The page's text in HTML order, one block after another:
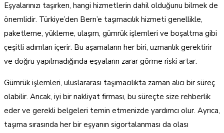
Eşyalarınızı taşırken, hangi hizmetlerin dahil olduğunu bilmek de
önemlidir. Türkiye’den Bern’e taşımacılık hizmeti genellikle,
paketleme, yükleme, ulaşım, gümrük işlemleri ve boşaltma gibi
çeşitli adımları içerir. Bu aşamaların her biri, uzmanlık gerektirir
ve doğru yapılmadığında eşyaların zarar görme riski artar.
Gümrük işlemleri, uluslararası taşımacılıkta zaman alıcı bir süreç
olabilir. Ancak, iyi bir nakliyat firması, bu süreçte size rehberlik
eder ve gerekli belgeleri temin etmenizde yardımcı olur. Ayrıca,
taşıma sırasında her bir eşyanın sigortalanması da olası